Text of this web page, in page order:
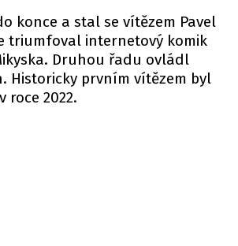
konce a stal se vítězem Pavel
triumfoval internetový komik
Druhou řadu ovládl
Historicky prvním vítězem byl
roce 2022.